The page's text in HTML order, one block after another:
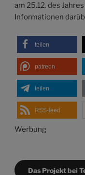
am 25.12. des
Informationen
teilen
patreon
teilen
RSS-feed
Werbung
Das Projekt bei